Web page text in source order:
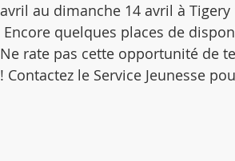
avril au dimanche 14 avril à
Encore quelques places de
Ne rate pas cette opportunité de
! Contactez le Service Jeunesse